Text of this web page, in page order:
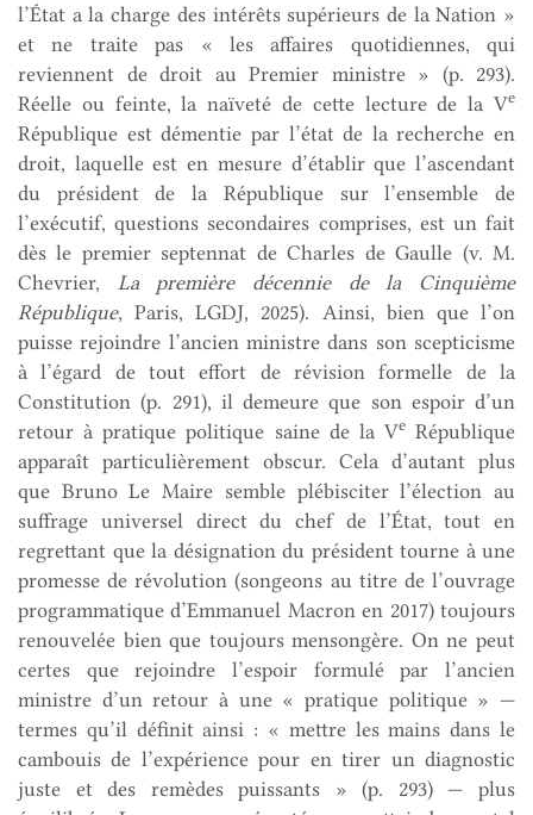
l’État a la charge des intérêts supérieurs de la Nation »
et ne traite pas « les affaires quotidiennes, qui
reviennent de droit au Premier ministre » (p. 293).
Réelle ou feinte, la naïveté de cette lecture de la Ve
République est démentie par l’état de la recherche en
droit, laquelle est en mesure d’établir que l’ascendant
du président de la République sur l’ensemble de
l’exécutif, questions secondaires comprises, est un fait
dès le premier septennat de Charles de Gaulle (v. M.
Chevrier,
La première décennie de la Cinquième
République, Paris, LGDJ, 2025). Ainsi, bien que l’on
puisse rejoindre l’ancien ministre dans son scepticisme
à l’égard de tout effort de révision formelle de la
Constitution (p. 291), il demeure que son espoir d’un
retour à pratique politique saine de la VeRépublique
apparaît particulièrement obscur. Cela d’autant plus
que Bruno Le Maire semble plébisciter l’élection au
suffrage universel direct du chef de l’État, tout en
regrettant que la désignation du président tourne à une
promesse de révolution (songeons au titre de l’ouvrage
programmatique d’Emmanuel Macron en 2017) toujours
renouvelée bien que toujours mensongère. On ne peut
certes que rejoindre l’espoir formulé par l’ancien
ministre d’un retour à une « pratique politique » —
termes qu’il définit ainsi : « mettre les mains dans le
cambouis de l’expérience pour en tirer un diagnostic
juste et des remèdes puissants » (p. 293) — plus